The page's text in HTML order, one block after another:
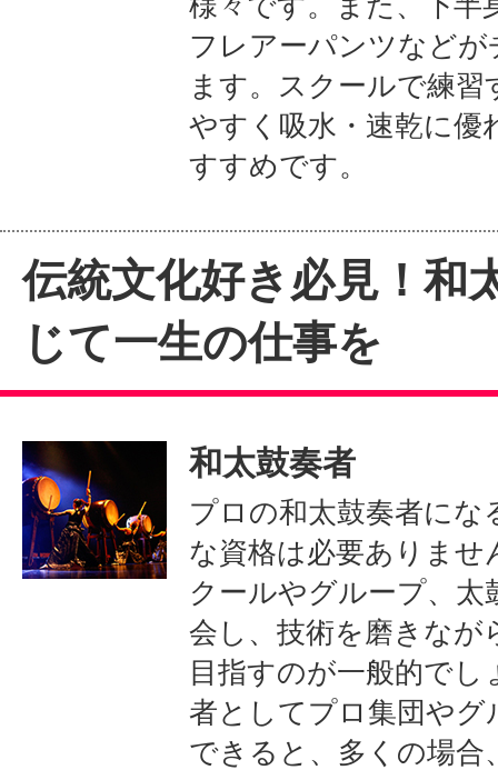
フレアーパンツなど
ます。スクールで練習
やすく吸水・速乾に優
すすめです。
伝統文化好き必見！和
じて一生の仕事を
和太鼓奏者
プロの和太鼓奏者にな
な資格は必要ありませ
クールやグループ、太
会し、技術を磨きなが
目指すのが一般的でし
者としてプロ集団やグ
できると、多くの場合